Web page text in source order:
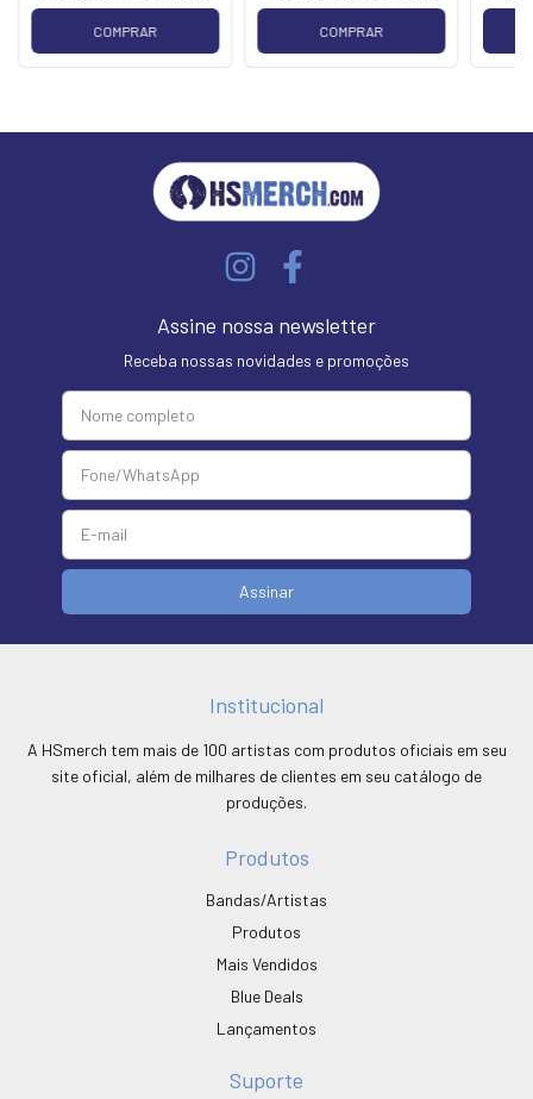
COMPRAR COMPRAR
Assine nossa newsletter
Receba nossas novidades e promoções
Institucional
A HSmerch tem mais de 100 artistas com produtos oficiais em seu
site oficial, além de milhares de clientes em seu catálogo de
produções.
Produtos
Bandas/Artistas
Produtos
Mais Vendidos
Blue Deals
Lançamentos
Suporte